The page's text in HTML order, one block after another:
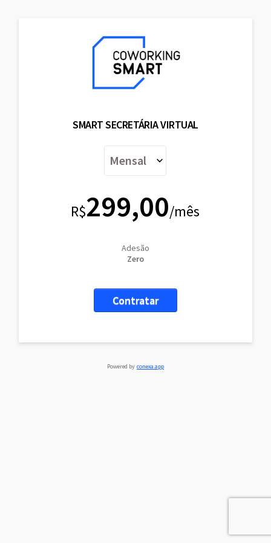
SMART SECRETÁRIA VIRTUAL
R$299,00/mês
Adesão
Zero
Contratar
Powered by conexa.app